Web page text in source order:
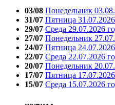
03/08 Понедельник
31/07 Пятница
29/07 Среда 29.07.2026
27/07 Понедельник
24/07 Пятница
22/07 Среда 22.07.2026
20/07 Понедельник
17/07 Пятница
15/07 Среда 15.07.2026